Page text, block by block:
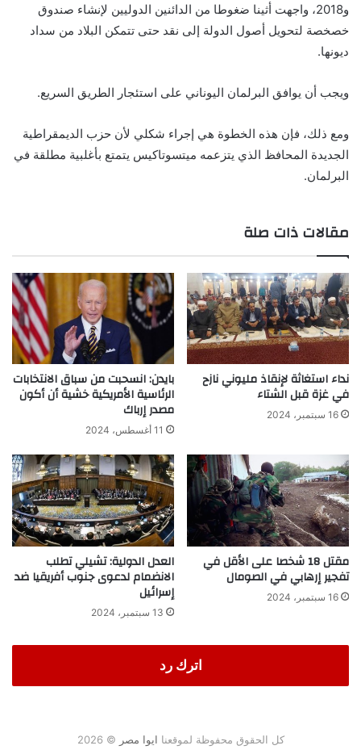
و2018، واجهت أثينا ضغوطا من الدائنين الدوليين لإنشاء صندوق
خصخصة لتحويل أصول الدولة إلى نقد حتى تتمكن البلاد من سداد
ديونها.
ويجب أن يوافق البرلمان اليوناني على استئجار الطريق السريع.
ومع ذلك، فإن هذه الخطوة هي إجراء شكلي لأن حزب الديمقراطية
الجديدة المحافظ الذي يتزعمه ميتسوتاكيس يتمتع بأغلبية مطلقة في
البرلمان.
مقالات ذات صلة
نداء استغاثة لإنقاذ مليوني نازح
في غزة قبل الشتاء
16 سبتمبر، 2024
بايدن: انسحبت من سباق الانتخابات
الرئاسية الأمريكية خشية أن أكون
مصدر إرباك
11 أغسطس، 2024
مقتل 18 شخصا على الأقل في
تفجير إرهابي في الصومال
16 سبتمبر، 2024
العدل الدولية: تشيلي تطلب
الانضمام لدعوى جنوب أفريقيا ضد
إسرائيل
13 سبتمبر، 2024
اترك رد
كل الحقوق محفوظة لموقعنا ايوا مصر © 2026